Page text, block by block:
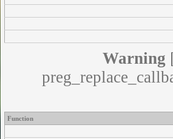
Warning
Function